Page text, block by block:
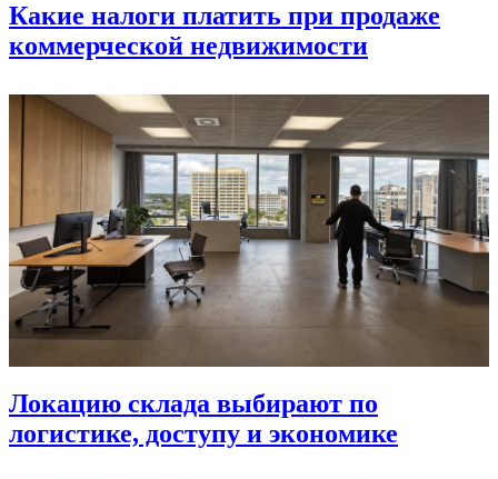
Какие налоги платить при продаже
коммерческой недвижимости
Локацию склада выбирают по
логистике, доступу и экономике